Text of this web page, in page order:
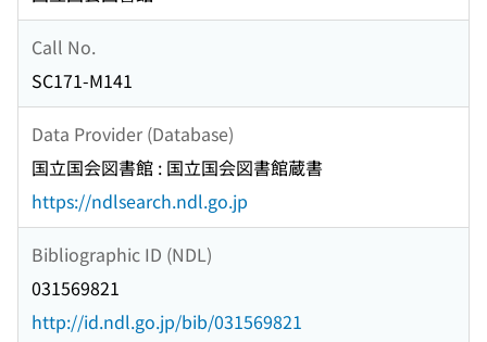
Call No.
SC171-M141
Data Provider (Database)
国立国会図書館 : 国立国会図書館蔵書
https://ndlsearch.ndl.go.jp
Bibliographic ID (NDL)
031569821
http://id.ndl.go.jp/bib/031569821